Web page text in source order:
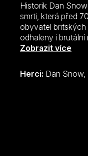
Historik Dan
smrti, která před
obyvatel
odhaleny i
výsledků
Zobrazit více
Herci: